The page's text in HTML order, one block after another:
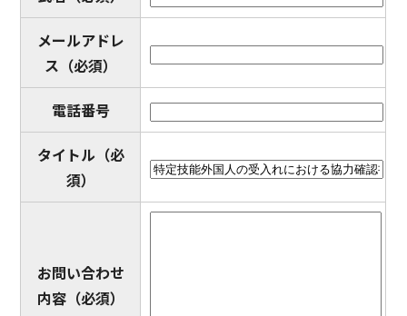
メールアドレ
ス （必須）
電話番号
タイトル （必
須）
お問い合わせ
内容（必須）